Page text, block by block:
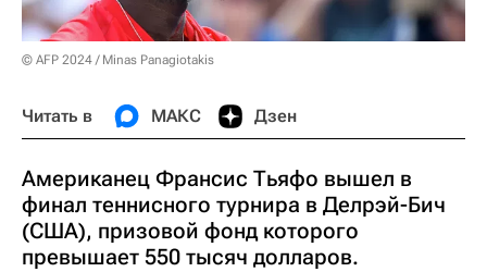
© AFP 2024 / Minas Panagiotakis
Читать в МАКС Дзен
Американец Франсис Тьяфо вышел в
финал теннисного турнира в Делрэй-Бич
(США), призовой фонд которого
превышает 550 тысяч долларов.